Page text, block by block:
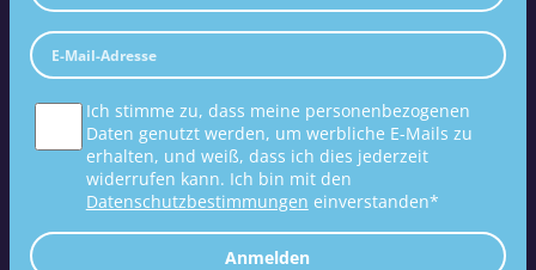
Ich stimme zu, dass meine personenbezogenen
Daten genutzt werden, um werbliche E-Mails zu
erhalten, und weiß, dass ich dies jederzeit
widerrufen kann. Ich bin mit den
Datenschutzbestimmungen einverstanden*
Anmelden